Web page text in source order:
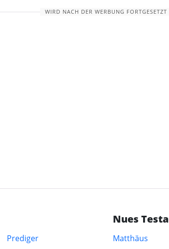
WIRD NACH DER WERBUNG FORTGESETZT
Prediger
Nues
Matthäus